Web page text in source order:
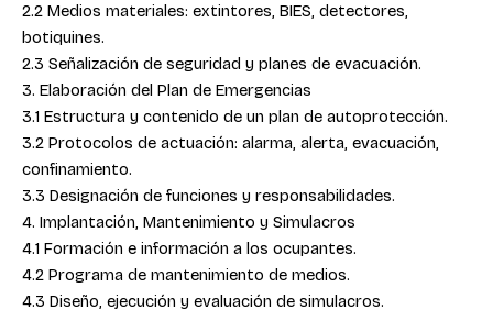
2.2 Medios materiales: extintores, BIES, detectores,
botiquines.
2.3 Señalización de seguridad y planes de evacuación.
3. Elaboración del Plan de Emergencias
3.1 Estructura y contenido de un plan de autoprotección.
3.2 Protocolos de actuación: alarma, alerta, evacuación,
confinamiento.
3.3 Designación de funciones y responsabilidades.
4. Implantación, Mantenimiento y Simulacros
4.1 Formación e información a los ocupantes.
4.2 Programa de mantenimiento de medios.
4.3 Diseño, ejecución y evaluación de simulacros.